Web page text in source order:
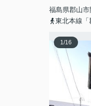
福島県郡山市
東北本線
1/16